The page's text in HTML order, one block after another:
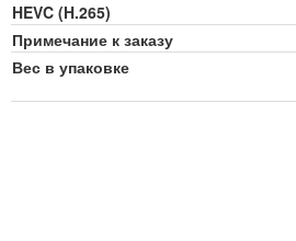
HEVC (H.265)
Примечание к заказу
Вес в упаковке